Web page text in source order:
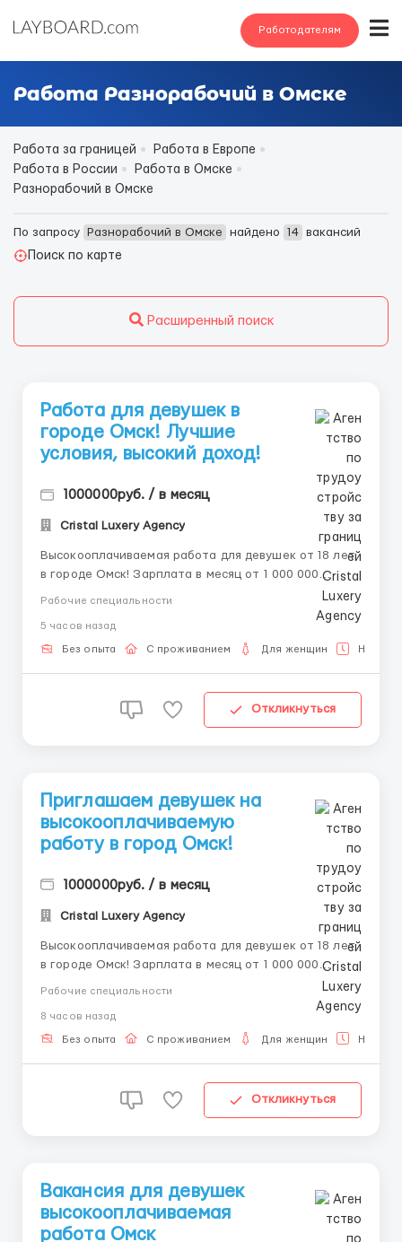
Работодателям
Работа Разнорабочий в Омске
Работа за границей
Работа в Европе
Работа в России
Работа в Омске
Разнорабочий в Омске
По запросу Разнорабочий в Омске найдено 14 вакансий
Поиск по карте
Расширенный поиск
Работа для девушек в
городе Oмcк! Лучшие
условия, высокий доход!
1000000руб. / в месяц
Cristal Luxery Agency
Высокооплачиваемая работа для девушек от 18 лет
в городе Омск! Зарплата в месяц от 1 000 000
рублей. 📲💌 Наши контакты Telegram, WhatsApp
или звоните наш менеджер ответит тебе на все
интересующие тебя вопросы 24/7 и развеет твои
Рабочие специальности
5 часов назад
Без опыта С проживанием Для женщин
Откликнуться
Приглашаем девушек на
высокооплачиваемую
работу в город Oмcк!
1000000руб. / в месяц
Cristal Luxery Agency
Высокооплачиваемая работа для девушек от 18 лет
в городе Омск! Зарплата в месяц от 1 000 000
или звоните наш менеджер ответит тебе на все
интересующие тебя вопросы 24/7 и развеет твои
Рабочие специальности
8 часов назад
Без опыта С проживанием Для женщин
Откликнуться
Вакансия для девушек
высокооплачиваемая
работа Омcк